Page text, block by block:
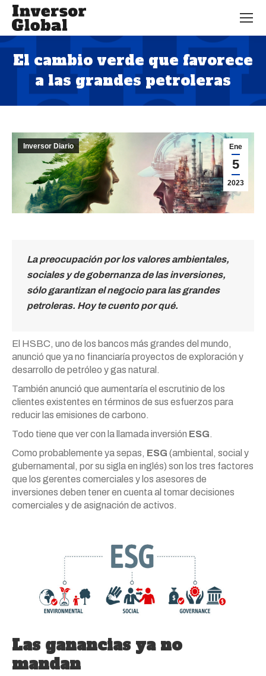
El cambio verde que favorece
a las grandes petroleras
Estás aquí:
Ene
5
2023
Inversor Diario
La preocupación por los valores ambientales,
sociales y de gobernanza de las inversiones,
sólo garantizan el negocio para las grandes
petroleras. Hoy te cuento por qué.
El HSBC, uno de los bancos más grandes del mundo,
anunció que ya no financiaría proyectos de exploración y
desarrollo de petróleo y gas natural.
También anunció que aumentaría el escrutinio de los
clientes existentes en términos de sus esfuerzos para
reducir las emisiones de carbono.
Todo tiene que ver con la llamada inversión ESG.
Como probablemente ya sepas, ESG (ambiental, social y
gubernamental, por su sigla en inglés) son los tres factores
que los gerentes comerciales y los asesores de
inversiones deben tener en cuenta al tomar decisiones
comerciales y de asignación de activos.
Las ganancias ya no
mandan